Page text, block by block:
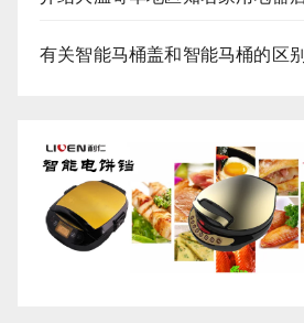
有关智能马桶盖和智能马桶的区别